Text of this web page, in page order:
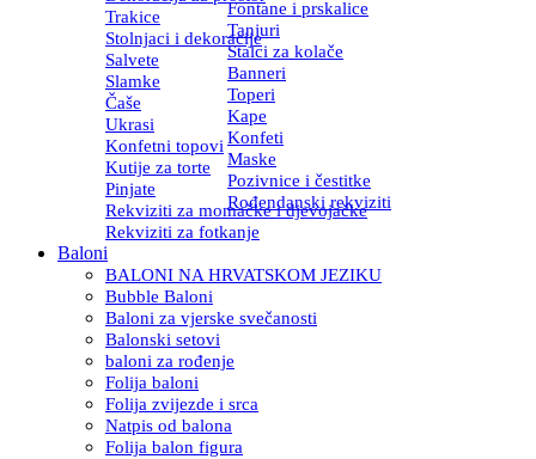
Trakice
Fontane i prskalice
Stolnjaci i dekoracije
Tanjuri
Salvete
Stalci za kolače
Slamke
Banneri
Čaše
Toperi
Ukrasi
Kape
Konfetni topovi Konfeti
Kutije za torte
Maske
Pinjate
Pozivnice i čestitke
Rekviziti za momačke i djevojačke
Rođendanski rekviziti
Rekviziti za fotkanje
Baloni
BALONI NA HRVATSKOM JEZIKU
Bubble Baloni
Baloni za vjerske svečanosti
Balonski setovi
baloni za rođenje
Folija baloni
Folija zvijezde i srca
Natpis od balona
Folija balon figura